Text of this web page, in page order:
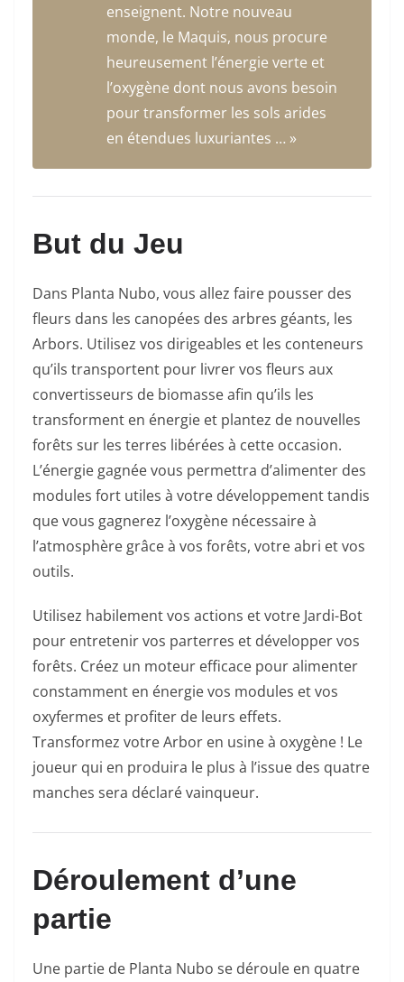
enseignent. Notre nouveau
monde, le Maquis, nous procure
heureusement l’énergie verte et
l’oxygène dont nous avons besoin
pour transformer les sols arides
en étendues luxuriantes … »
But du Jeu
Dans Planta Nubo, vous allez faire pousser des
fleurs dans les canopées des arbres géants, les
Arbors. Utilisez vos dirigeables et les conteneurs
qu’ils transportent pour livrer vos fleurs aux
convertisseurs de biomasse afin qu’ils les
transforment en énergie et plantez de nouvelles
forêts sur les terres libérées à cette occasion.
L’énergie gagnée vous permettra d’alimenter des
modules fort utiles à votre développement tandis
que vous gagnerez l’oxygène nécessaire à
l’atmosphère grâce à vos forêts, votre abri et vos
outils.
Utilisez habilement vos actions et votre Jardi-Bot
pour entretenir vos parterres et développer vos
forêts. Créez un moteur efficace pour alimenter
constamment en énergie vos modules et vos
oxyfermes et profiter de leurs effets.
Transformez votre Arbor en usine à oxygène ! Le
joueur qui en produira le plus à l’issue des quatre
manches sera déclaré vainqueur.
Déroulement d’une
partie
Une partie de Planta Nubo se déroule en quatre